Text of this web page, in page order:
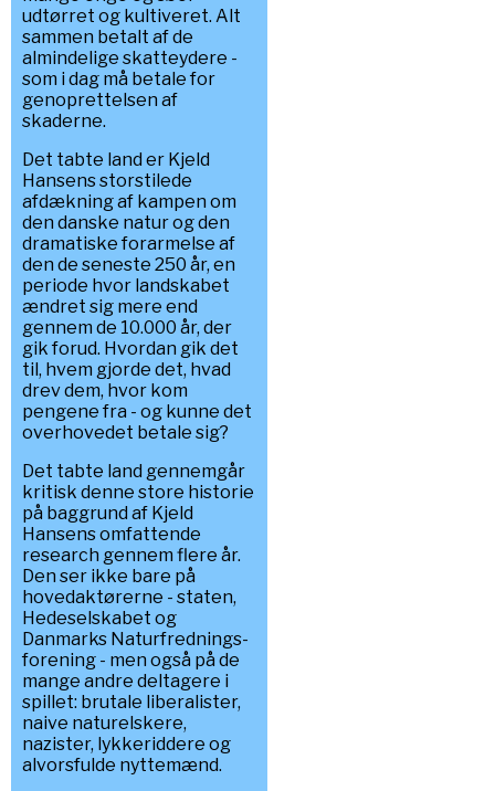
udtørret og kultiveret. Alt
sammen betalt af de
almindelige skatteydere -
som i dag må betale for
genoprettelsen af
skaderne.
Det tabte land er Kjeld
Hansens storstilede
afdækning af kampen om
den danske natur og den
dramatiske forarmelse af
den de seneste 250 år, en
periode hvor landskabet
ændret sig mere end
gennem de 10.000 år, der
gik forud. Hvordan gik det
til, hvem gjorde det, hvad
drev dem, hvor kom
pengene fra - og kunne det
overhovedet betale sig?
Det tabte land gennemgår
kritisk denne store historie
på baggrund af Kjeld
Hansens omfattende
research gennem flere år.
Den ser ikke bare på
hovedaktørerne - staten,
Hedeselskabet og
Danmarks Naturfrednings-
forening - men også på de
mange andre deltagere i
spillet: brutale liberalister,
naive naturelskere,
nazister, lykkeriddere og
alvorsfulde nyttemænd.